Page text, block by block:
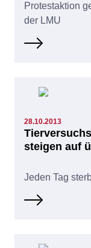
Protestaktion
der LMU
28.10.2013
steigen auf
Jeden Tag